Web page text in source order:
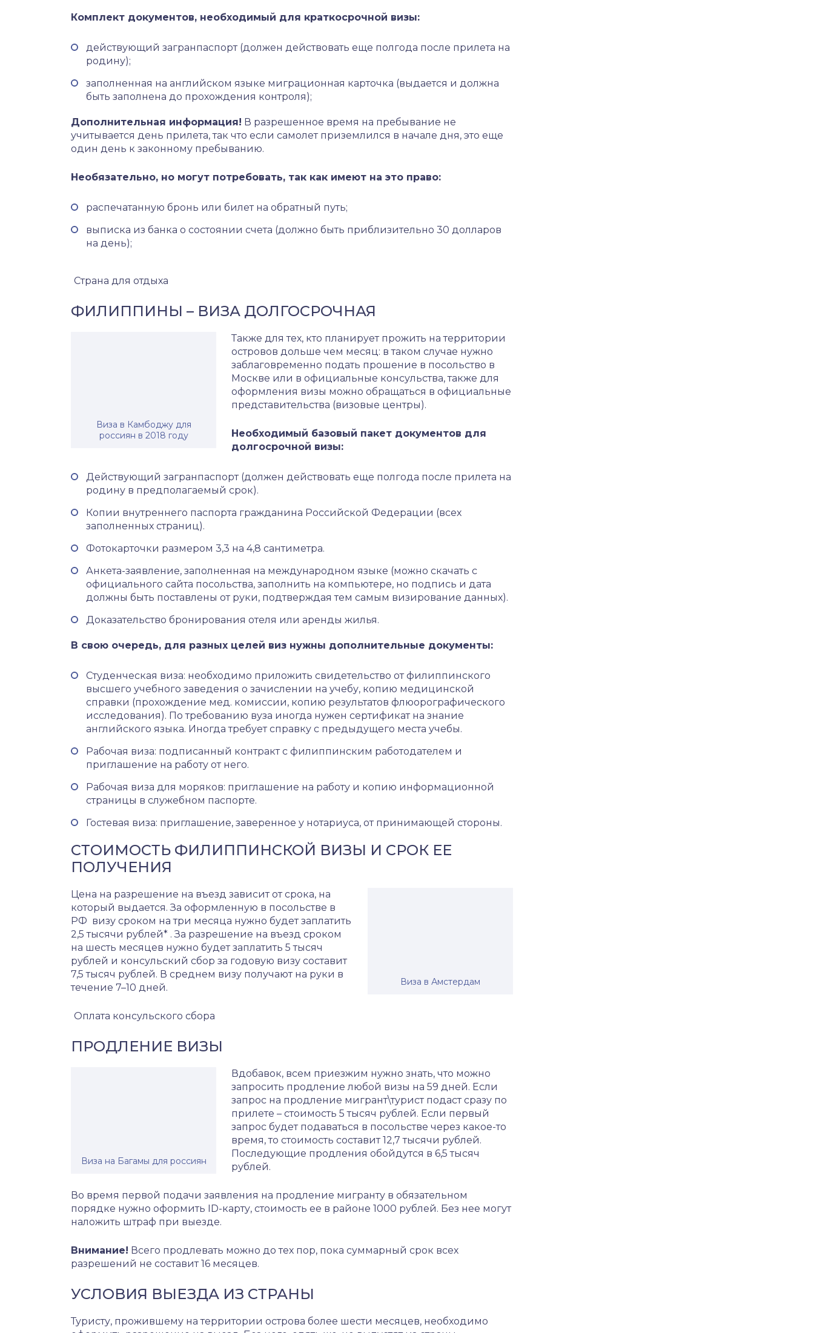
Комплект документов, необходимый для краткосрочной визы:
действующий загранпаспорт (должен действовать еще полгода после прилета на
родину);
заполненная на английском языке миграционная карточка (выдается и должна
быть заполнена до прохождения контроля);
Дополнительная информация! В разрешенное время на пребывание не
учитывается день прилета, так что если самолет приземлился в начале дня, это еще
один день к законному пребыванию.
Необязательно, но могут потребовать, так как имеют на это право:
распечатанную бронь или билет на обратный путь;
выписка из банка о состоянии счета (должно быть приблизительно 30 долларов
на день);
Страна для отдыха
ФИЛИППИНЫ – ВИЗА ДОЛГОСРОЧНАЯ
Виза в Камбоджу для
россиян в 2018 году
Также для тех, кто планирует прожить на территории
островов дольше чем месяц: в таком случае нужно
заблаговременно подать прошение в посольство в
Москве или в официальные консульства, также для
оформления визы можно обращаться в официальные
представительства (визовые центры).
Необходимый базовый пакет документов для
долгосрочной визы:
Действующий загранпаспорт (должен действовать еще полгода после прилета на
родину в предполагаемый срок).
Копии внутреннего паспорта гражданина Российской Федерации (всех
заполненных страниц).
Фотокарточки размером 3,3 на 4,8 сантиметра.
Анкета-заявление, заполненная на международном языке (можно скачать с
официального сайта посольства, заполнить на компьютере, но подпись и дата
должны быть поставлены от руки, подтверждая тем самым визирование данных).
Доказательство бронирования отеля или аренды жилья.
В свою очередь, для разных целей виз нужны дополнительные документы:
Студенческая виза: необходимо приложить свидетельство от филиппинского
высшего учебного заведения о зачислении на учебу, копию медицинской
справки (прохождение мед. комиссии, копию результатов флюорографического
исследования). По требованию вуза иногда нужен сертификат на знание
английского языка. Иногда требует справку с предыдущего места учебы.
Рабочая виза: подписанный контракт с филиппинским работодателем и
приглашение на работу от него.
Рабочая виза для моряков: приглашение на работу и копию информационной
страницы в служебном паспорте.
Гостевая виза: приглашение, заверенное у нотариуса, от принимающей стороны.
СТОИМОСТЬ ФИЛИППИНСКОЙ ВИЗЫ И СРОК ЕЕ
ПОЛУЧЕНИЯ
Виза в Амстердам
Цена на разрешение на въезд зависит от срока, на
который выдается. За оформленную в посольстве в
РФ визу сроком на три месяца нужно будет заплатить
2,5 тысячи рублей* . За разрешение на въезд сроком
на шесть месяцев нужно будет заплатить 5 тысяч
рублей и консульский сбор за годовую визу составит
7,5 тысяч рублей. В среднем визу получают на руки в
течение 7–10 дней.
Оплата консульского сбора
ПРОДЛЕНИЕ ВИЗЫ
Виза на Багамы для россиян
Вдобавок, всем приезжим нужно знать, что можно
запросить продление любой визы на 59 дней. Если
запрос на продление мигрант\турист подаст сразу по
прилете – стоимость 5 тысяч рублей. Если первый
запрос будет подаваться в посольстве через какое-то
время, то стоимость составит 12,7 тысячи рублей.
Последующие продления обойдутся в 6,5 тысяч
рублей.
Во время первой подачи заявления на продление мигранту в обязательном
порядке нужно оформить ID-карту, стоимость ее в районе 1000 рублей. Без нее могут
наложить штраф при выезде.
Внимание! Всего продлевать можно до тех пор, пока суммарный срок всех
разрешений не составит 16 месяцев.
УСЛОВИЯ ВЫЕЗДА ИЗ СТРАНЫ
Туристу, прожившему на территории острова более шести месяцев, необходимо